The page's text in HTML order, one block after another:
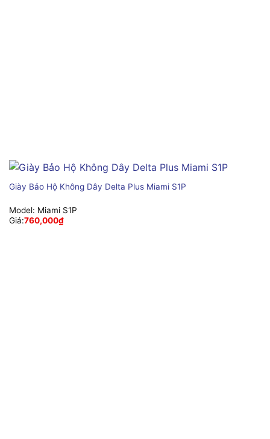
Giày Bảo Hộ Không Dây Delta Plus Miami S1P
Model: Miami S1P
Giá:760,000₫